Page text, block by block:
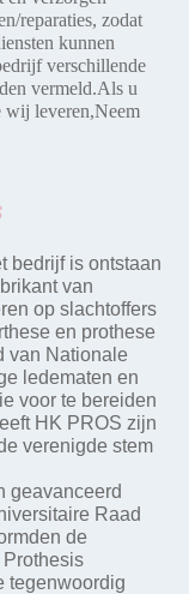
reparaties, zodat
kunnen
verschillende
vermeld.Als u
wij leveren,Neem
bedrijf is ontstaan
van
op slachtoffers
en prothese
van Nationale
ledematen en
voor te bereiden
HK PROS zijn
verenigde stem
geavanceerd
Raad
de
tegenwoordig